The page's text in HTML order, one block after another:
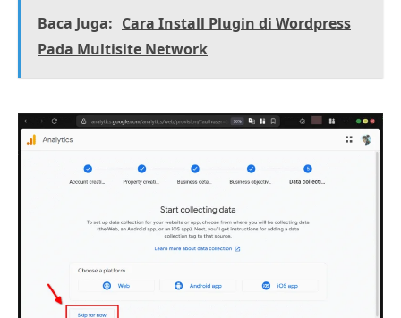
Baca Juga: Cara Install Plugin di Wordpress
Pada Multisite Network